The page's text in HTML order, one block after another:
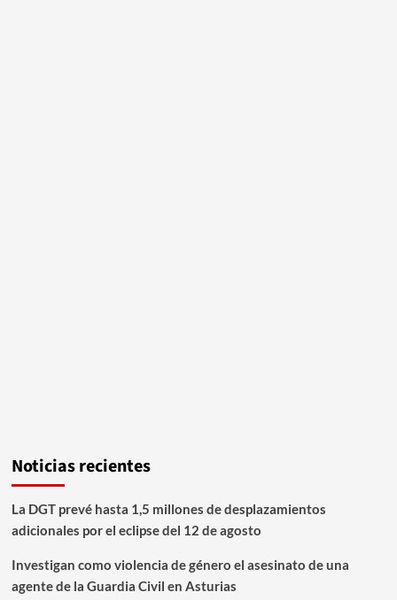
Noticias recientes
La DGT prevé hasta 1,5 millones de desplazamientos
adicionales por el eclipse del 12 de agosto
Investigan como violencia de género el asesinato de una
agente de la Guardia Civil en Asturias